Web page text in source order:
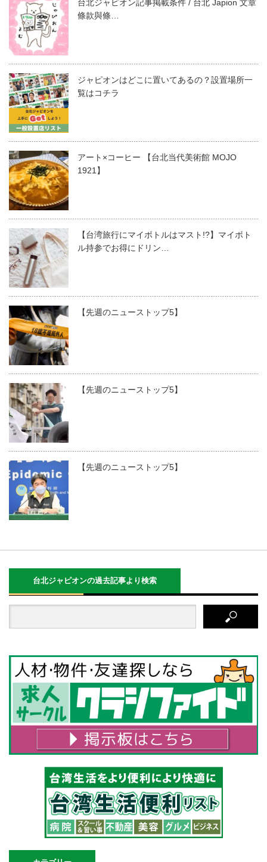
台北ジャピオン記事掲載条件 / 台北 Japion 文章
條款與條…
ジャピオンはどこに置いてあるの？設置場所一
覧はコチラ
アート×コーヒー 【台北当代美術館 MOJO
1921】
【台湾旅行にマイボトルはマスト!?】マイボト
ル持参でお得にドリン…
【先週のニューストップ5】
【先週のニューストップ5】
【先週のニューストップ5】
台北ジャピオンの過去記事より検索